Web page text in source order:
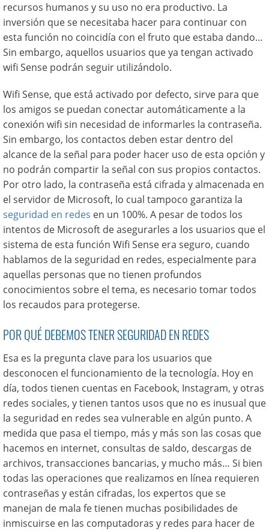
recursos humanos y su uso no era productivo. La
inversión que se necesitaba hacer para continuar con
esta función no coincidía con el fruto que estaba dando…
Sin embargo, aquellos usuarios que ya tengan activado
wifi Sense podrán seguir utilizándolo.
Wifi Sense, que está activado por defecto, sirve para que
los amigos se puedan conectar automáticamente a la
conexión wifi sin necesidad de informarles la contraseña.
Sin embargo, los contactos deben estar dentro del
alcance de la señal para poder hacer uso de esta opción y
no podrán compartir la señal con sus propios contactos.
Por otro lado, la contraseña está cifrada y almacenada en
el servidor de Microsoft, lo cual tampoco garantiza la
seguridad en redes en un 100%. A pesar de todos los
intentos de Microsoft de asegurarles a los usuarios que el
sistema de esta función Wifi Sense era seguro, cuando
hablamos de la seguridad en redes, especialmente para
aquellas personas que no tienen profundos
conocimientos sobre el tema, es necesario tomar todos
los recaudos para protegerse.
POR QUÉ DEBEMOS TENER SEGURIDAD EN REDES
Esa es la pregunta clave para los usuarios que
desconocen el funcionamiento de la tecnología. Hoy en
día, todos tienen cuentas en Facebook, Instagram, y otras
redes sociales, y tienen tantos usos que no es inusual que
la seguridad en redes sea vulnerable en algún punto. A
medida que pasa el tiempo, más y más son las cosas que
hacemos en internet, consultas de saldo, descargas de
archivos, transacciones bancarias, y mucho más… Si bien
todas las operaciones que realizamos en línea requieren
contraseñas y están cifradas, los expertos que se
manejan de mala fe tienen muchas posibilidades de
inmiscuirse en las computadoras y redes para hacer de